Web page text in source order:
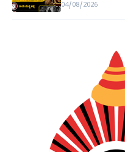
04/08/2026